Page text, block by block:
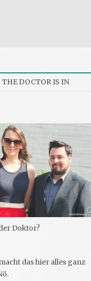
THE DOCTOR IS IN
Doktor?
das hier alles ganz